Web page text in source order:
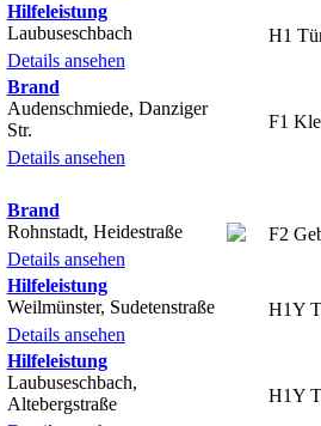
Hilfeleistung
Laubuseschbach
Details ansehen
H1
Brand
Audenschmiede, Danziger
Str.
Details ansehen
F1
Brand
Rohnstadt, Heidestraße
Details ansehen
F2
Hilfeleistung
Weilmünster, Sudetenstraße
Details ansehen
H1Y
Hilfeleistung
Laubuseschbach,
Altebergstraße
H1Y